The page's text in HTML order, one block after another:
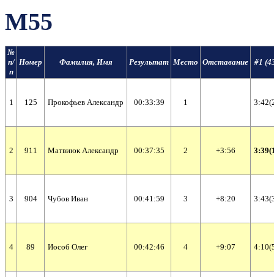
М55
№
п/
п
Номер Фамилия, Имя Результат Место Отставание #1
1 125 Прокофьев Александр 00:33:39 1
2 911 Матвиюк Александр 00:37:35 2 +3:56
3 904 Чубов Иван 00:41:59 3 +8:20
4 89 Иособ Олег 00:42:46 4 +9:07